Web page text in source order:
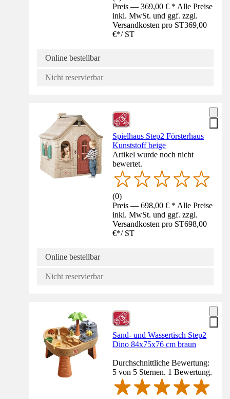
Preis — 369,00 € * Alle Preise
inkl. MwSt. und ggf. zzgl.
Versandkosten pro ST369,00
€*/ ST
Online bestellbar
Nicht reservierbar
Spielhaus Step2 Försterhaus
Kunststoff beige
Artikel wurde noch nicht
bewertet.
(0)
Preis — 698,00 € * Alle Preise
inkl. MwSt. und ggf. zzgl.
Versandkosten pro ST698,00
€*/ ST
Online bestellbar
Nicht reservierbar
Sand- und Wassertisch Step2
Dino 84x75x76 cm braun
Durchschnittliche Bewertung:
5 von 5 Sternen. 1 Bewertung.